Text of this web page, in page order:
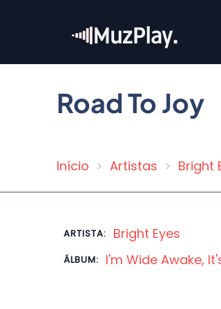
conteúdo
Road To Joy
Trilha
navegação
Início Artistas Bright
ARTISTA: Bright Eyes
ÁLBUM: I'm Wide Awake,